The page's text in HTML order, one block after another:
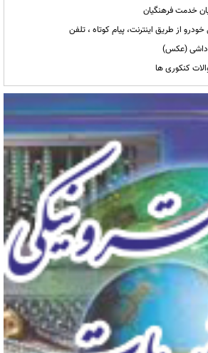
از طریق اینترنت، پیام کوتاه ، تلفن
(عکس)
کنکوری ها